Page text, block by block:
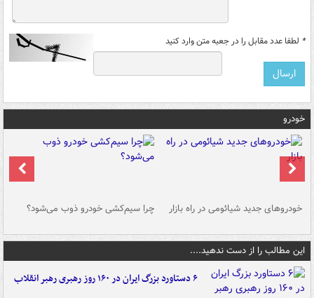
* لطفا عدد مقابل را در جعبه متن وارد کنید
خودرو
خودروهای جدید شیائومی در راه بازار چرا سیم‌کشی خودرو ذوب می‌شود؟
این مطالب را از دست ندهید....
۶ دستاورد بزرگ ایران در ۱۶۰ روز رهبری رهبر انقلاب